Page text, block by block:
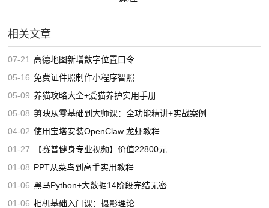
相关文章
07-21 高德地图新增数字位置口令
05-16 免费证件照制作小程序智照
05-09 养猫攻略大全+爱猫养护实用手册
05-08 剪映从零基础到大师课：全功能精讲+实战案例
04-02 使用宝塔安装OpenClaw 龙虾教程
01-27
【赛普健身专业视频】价值22800元
01-08 PPT从菜鸟到高手实用教程
01-06 黑马Python+大数据14阶段完结无密
01-06 相机基础入门课：摄影理论